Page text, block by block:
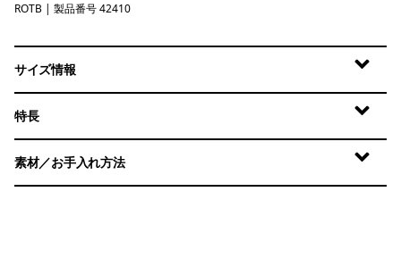
Rocky: Otter Brown
ROTB | 製品番号 42410
サイズ情報
特長
素材／お手入れ方法